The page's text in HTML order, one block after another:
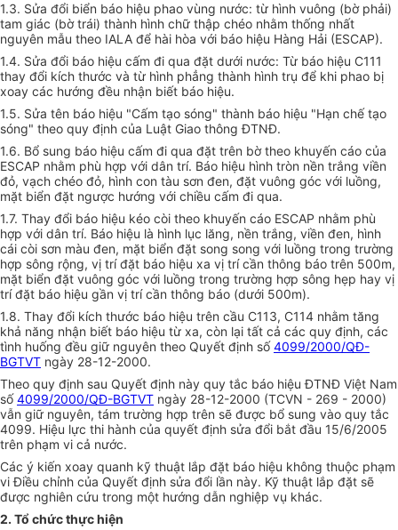
1.3. Sửa đổi biển báo hiệu phao vùng nước: từ hình vuông (bờ phải)
tam giác (bờ trái) thành hình chữ thập chéo nhằm thống nhất
nguyên mẫu theo IALA để hài hòa với báo hiệu Hàng Hải (ESCAP).
1.4. Sửa đổi báo hiệu cấm đi qua đặt dưới nước: Từ báo hiệu C111
thay đổi kích thước và từ hình phẳng thành hình trụ để khi phao bị
xoay các hướng đều nhận biết báo hiệu.
1.5. Sửa tên báo hiệu "Cấm tạo sóng" thành báo hiệu "Hạn chế tạo
sóng" theo quy định của Luật Giao thông ĐTNĐ.
1.6. Bổ sung báo hiệu cấm đi qua đặt trên bờ theo khuyến cáo của
ESCAP nhằm phù hợp với dân trí. Báo hiệu hình tròn nền trắng viền
đỏ, vạch chéo đỏ, hình con tàu sơn đen, đặt vuông góc với luồng,
mặt biển đặt ngược hướng với chiều cấm đi qua.
1.7. Thay đổi báo hiệu kéo còi theo khuyến cáo ESCAP nhằm phù
hợp với dân trí. Báo hiệu là hình lục lăng, nền trắng, viền đen, hình
cái còi sơn màu đen, mặt biển đặt song song với luồng trong trường
hợp sông rộng, vị trí đặt báo hiệu xa vị trí cần thông báo trên 500m,
mặt biển đặt vuông góc với luồng trong trường hợp sông hẹp hay vị
trí đặt báo hiệu gần vị trí cần thông báo (dưới 500m).
1.8. Thay đổi kích thước báo hiệu trên cầu C113, C114 nhằm tăng
khả năng nhận biết báo hiệu từ xa, còn lại tất cả các quy định, các
tình huống đều giữ nguyên theo Quyết định số4099/2000/QĐ-
BGTVT ngày 28-12-2000.
Theo quy định sau Quyết định này quy tắc báo hiệu ĐTNĐ Việt Nam
số4099/2000/QĐ-BGTVT ngày 28-12-2000 (TCVN - 269 - 2000)
vẫn giữ nguyên, tám trường hợp trên sẽ được bổ sung vào quy tắc
4099. Hiệu lực thi hành của quyết định sửa đổi bắt đầu 15/6/2005
trên phạm vi cả nước.
Các ý kiến xoay quanh kỹ thuật lắp đặt báo hiệu không thuộc phạm
vi Điều chỉnh của Quyết định sửa đổi lần này. Kỹ thuật lắp đặt sẽ
được nghiên cứu trong một hướng dẫn nghiệp vụ khác.
2. Tổ chức thực hiện